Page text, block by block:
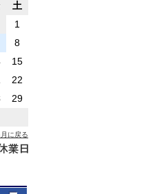
土
1
8
15
22
29
月に戻る